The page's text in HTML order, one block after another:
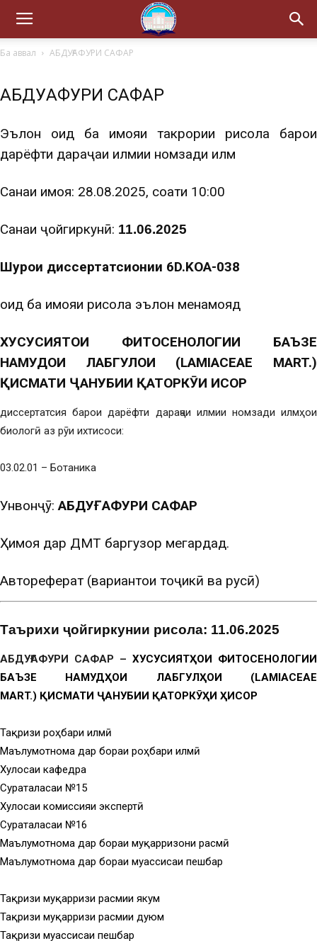
Ба аввал АБДУҒАФУРИ САФАР
АБДУҒАФУРИ САФАР
Эълон оид ба ҳимояи такрории рисола барои
дарёфти дараҷаи илмии номзади илм
Санаи ҳимоя: 28.08.2025, соати 10:00
Санаи ҷойгиркунӣ: 11.06.2025
Шурои диссертатсионии 6D.KOA-038
оид ба ҳимояи рисола эълон менамояд
ХУСУСИЯТОИ ФИТОСЕНОЛОГИИ БАЪЗЕ
НАМУДОИ ЛАБГУЛҲОИ (LAMIACEAE MART.)
ҚИСМАТИ ҶАНУБИИ ҚАТОРКӮҲИ ИСОР
диссертатсия барои дарёфти дараҷаи илмии номзади илмҳои
биологӣ аз рӯи ихтисоси:
03.02.01 – Ботаника
Унвонҷӯ:АБДУҒАФУРИ САФАР
Ҳимоя дар ДМТ баргузор мегардад.
Автореферат (вариантҳои тоҷикӣ ва русӣ)
Таърихи ҷойгиркунии рисола: 11.06.2025
АБДУҒАФУРИ САФАР – ХУСУСИЯТҲОИ ФИТОСЕНОЛОГИИ
БАЪЗЕ НАМУДҲОИ ЛАБГУЛҲОИ (LAMIACEAE
MART.) ҚИСМАТИ ҶАНУБИИ ҚАТОРКӮҲИ ҲИСОР
Тақризи роҳбари илмӣ
Маълумотнома дар бораи роҳбари илмӣ
Хулосаи кафедра
Суратҷаласаи №15
Хулосаи комиссияи экспертӣ
Суратҷаласаи №16
Маълумотнома дар бораи муқарризони расмӣ
Маълумотнома дар бораи муассисаи пешбар
Тақризи муқарризи расмии якум
Тақризи муқарризи расмии дуюм
Тақризи муассисаи пешбар